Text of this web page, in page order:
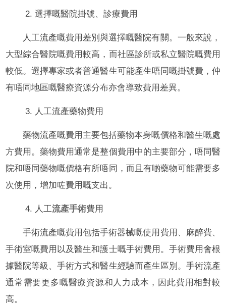
2. 選擇嘅醫院掛號、診療費用
人工流產嘅費用差別與選擇嘅醫院有關。一般來說，
大型綜合醫院嘅費用較高，而社區診所或私立醫院嘅費用
較低。選擇專家或者普通醫生可能產生唔同嘅掛號費，仲
有唔同地區嘅醫療資源分布亦會導致費用差異。
3. 人工流產藥物費用
藥物流產嘅費用主要包括藥物本身嘅價格和醫生嘅處
方費用。藥物費用通常是整個費用中的主要部分，唔同醫
院和唔同藥物嘅價格有所唔同，而且有啲藥物可能需要多
次使用，增加咗費用嘅支出。
4. 人工流產手術費用
手術流產嘅費用包括手術器械嘅使用費用、麻醉費、
手術室嘅費用以及醫生和護士嘅手術費用。手術費用會根
據醫院等級、手術方式和醫生經驗而產生區別。手術流產
通常需要更多嘅醫療資源和人力成本，因此費用相對較
高。